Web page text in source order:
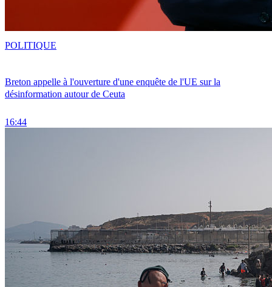
Breton appelle à l'ouverture d'une enquête de l'UE sur la
désinformation autour de Ceuta
16:44
POLITIQUE